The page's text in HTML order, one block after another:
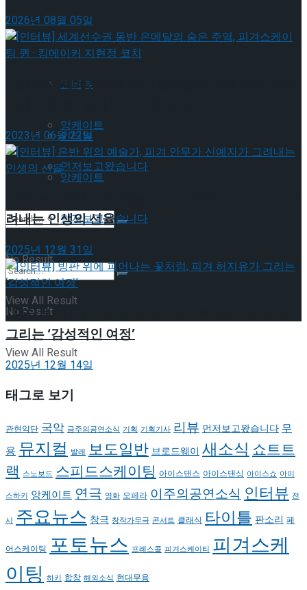
Trending Tags
인터뷰
앙케이트
먼저보고왔습니다
No Result
View All Result
이호원
Trending Tags
인터뷰
앙케이트
먼저보고왔습니다
No Result
View All Result
2026년 08월 05일
[인터뷰] 세계선수권 동반 은메달의 숨은 주역, 피겨
2023년 06월 22일
려내는 인생의 선율
2025년 12월 31일
[인터뷰] 빙판 위에 피어나는 꽃처럼, 피겨 허지유가
그리는 ‘감성적인 여정’
2025년 12월 14일
태그로 보기
관현악단 국악 금주의공연소식 기획 기획기사 리뷰 먼저보고왔습니다 무
용 뮤지컬 발레 보도일반 브로드웨이 새소식쇼트트
랙 스노보드 스피드스케이팅 아이스댄스 아이스댄싱 아이스쇼 아이
스하키 앙케이트 연극 영화 오페라 이주의공연소식 인터뷰 전
시 주요뉴스 창극 창작가무극 콘서트 클래식 타이틀 판소리 페
어스케이팅 포토뉴스 프레스콜 피겨스케이티 피겨스케
이팅 하키 합창 해외소식 현대무용